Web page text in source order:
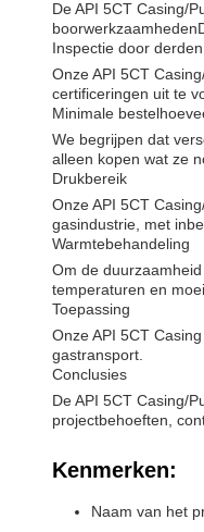
De API 5CT Casing/
Inspectie door derden
Onze API 5CT
certificeringen uit te
Minimale
We begrijpen dat
alleen kopen wat ze
Drukbereik
Onze API 5CT
gasindustrie, met
Warmtebehandeling
Om de
temperaturen en
Toepassing
Onze API 5CT
gastransport.
Conclusies
De API 5CT Casing/
projectbehoeften,
Kenmerken:
Naam van het